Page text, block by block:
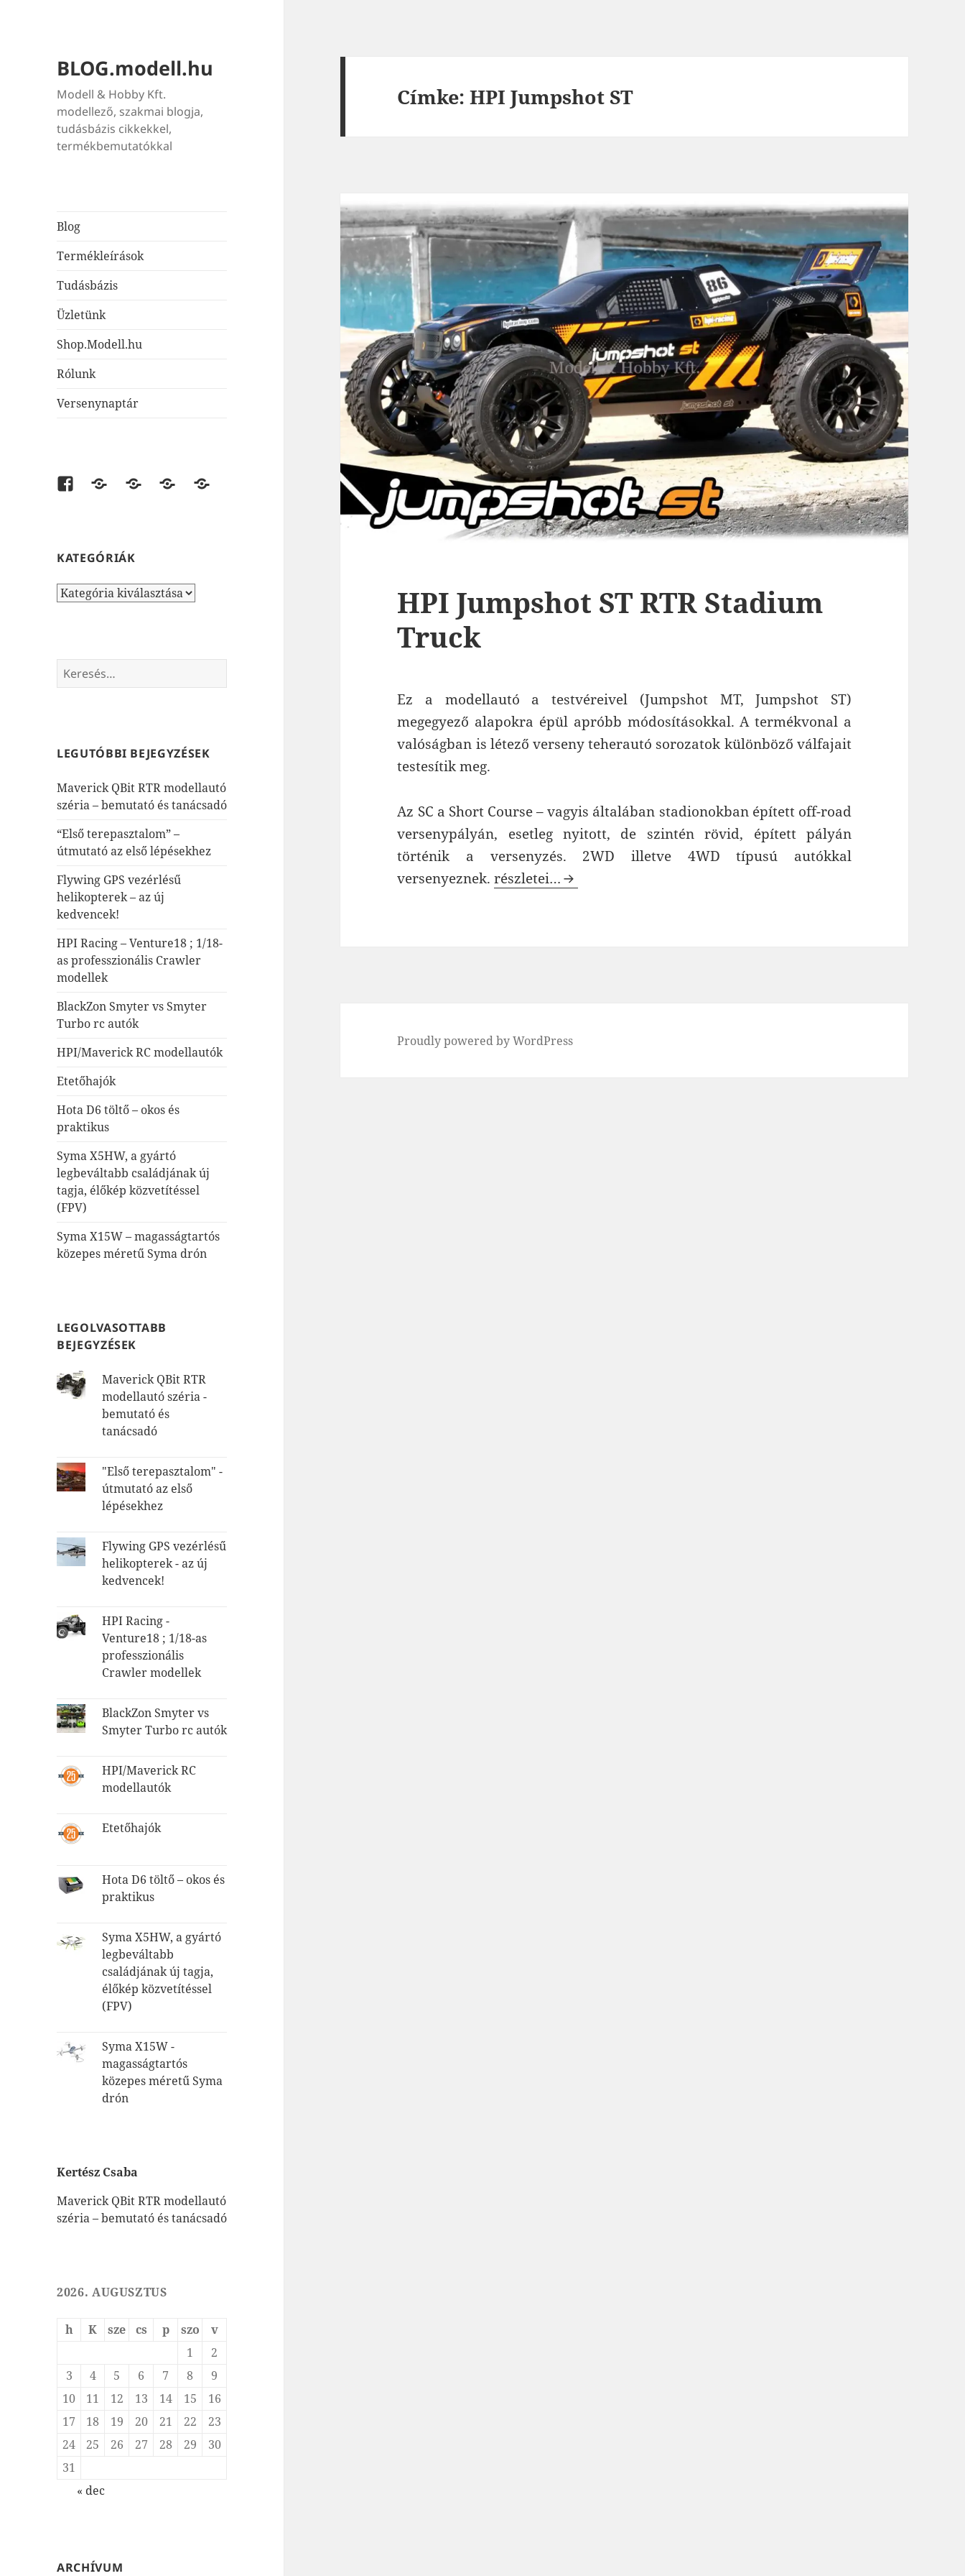
BLOG.modell.hu
Modell & Hobby Kft.
modellező, szakmai blogja,
tudásbázis cikkekkel,
termékbemutatókkal
Blog
Termékleírások
Tudásbázis
Üzletünk
Shop.Modell.hu
Rólunk
Versenynaptár
Facebookshop.modell.hu
AirsoftOne.hu
JátékNet.huJátékBolt.hu
KATEGÓRIÁK
Kategóriák
Keresés:
LEGUTÓBBI BEJEGYZÉSEK
Maverick QBit RTR modellautó
széria – bemutató és tanácsadó
“Első terepasztalom” –
útmutató az első lépésekhez
Flywing GPS vezérlésű
helikopterek – az új
kedvencek!
HPI Racing – Venture18 ; 1/18-
as professzionális Crawler
modellek
BlackZon Smyter vs Smyter
Turbo rc autók
HPI/Maverick RC modellautók
Etetőhajók
Hota D6 töltő – okos és
praktikus
Syma X5HW, a gyártó
legbeváltabb családjának új
tagja, élőkép közvetítéssel
(FPV)
Syma X15W – magasságtartós
közepes méretű Syma drón
LEGOLVASOTTABB
BEJEGYZÉSEK
Maverick QBit RTR
modellautó széria -
bemutató és
tanácsadó
"Első terepasztalom" -
útmutató az első
lépésekhez
Flywing GPS vezérlésű
helikopterek - az új
kedvencek!
HPI Racing -
Venture18 ; 1/18-as
professzionális
Crawler modellek
BlackZon Smyter vs
Smyter Turbo rc autók
HPI/Maverick RC
modellautók
Etetőhajók
Hota D6 töltő – okos és
praktikus
Syma X5HW, a gyártó
legbeváltabb
családjának új tagja,
élőkép közvetítéssel
(FPV)
Syma X15W -
magasságtartós
közepes méretű Syma
drón
Kertész Csaba
Maverick QBit RTR modellautó
széria – bemutató és tanácsadó
2026. AUGUSZTUS
h K sze cs p szo
v
1
2
3
4 5 6 7 8
9
10
11 12 13 14 15
16
17
18 19 20 21 22
23
24
25 26 27 28 29
30
31
« dec
ARCHÍVUM
Címke:HPI Jumpshot ST
HPI Jumpshot ST RTR Stadium
Truck
Ez a modellautó a testvéreivel (Jumpshot MT, Jumpshot ST)
megegyező alapokra épül apróbb módosításokkal. A termékvonal a
valóságban is létező verseny teherautó sorozatok különböző válfajait
testesítik meg.
Az SC a Short Course – vagyis általában stadionokban épített off-road
versenypályán, esetleg nyitott, de szintén rövid, épített pályán
történik a versenyzés. 2WD illetve 4WD típusú autókkal
versenyeznek.HPI Jumpshot ST RTR Stadium Truck
részletei…
Proudly powered by WordPress